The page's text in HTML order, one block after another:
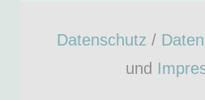
Datenschutz /
und